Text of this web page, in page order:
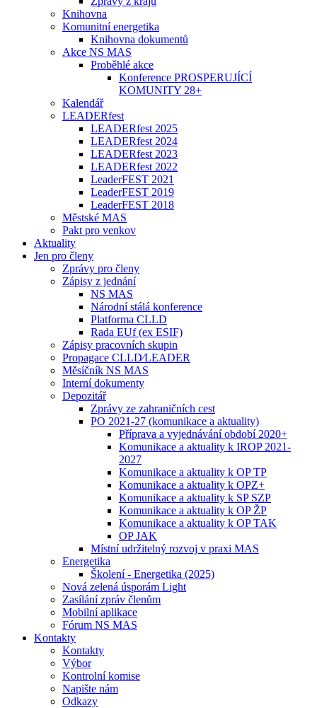
Knihovna
Komunitní energetika
Knihovna dokumentů
Akce NS MAS
Proběhlé akce
Konference PROSPERUJÍCÍ
KOMUNITY 28+
Kalendář
LEADERfest
LEADERfest 2025
LEADERfest 2024
LEADERfest 2023
LEADERfest 2022
LeaderFEST 2021
LeaderFEST 2019
LeaderFEST 2018
Městské MAS
Pakt pro venkov
Aktuality
Jen pro členy
Zprávy pro členy
Zápisy z jednání
NS MAS
Národní stálá konference
Platforma CLLD
Rada EUf (ex ESIF)
Zápisy pracovních skupin
Propagace CLLD⁄LEADER
Měsíčník NS MAS
Interní dokumenty
Depozitář
Zprávy ze zahraničních cest
PO 2021-27 (komunikace a aktuality)
Příprava a vyjednávání období 2020+
Komunikace a aktuality k IROP 2021-
2027
Komunikace a aktuality k OP TP
Komunikace a aktuality k OPZ+
Komunikace a aktuality k SP SZP
Komunikace a aktuality k OP ŽP
Komunikace a aktuality k OP TAK
OP JAK
Místní udržitelný rozvoj v praxi MAS
Energetika
Školení - Energetika (2025)
Nová zelená úsporám Light
Zasílání zpráv členům
Mobilní aplikace
Fórum NS MAS
Kontakty
Kontakty
Výbor
Kontrolní komise
Napište nám
Odkazy